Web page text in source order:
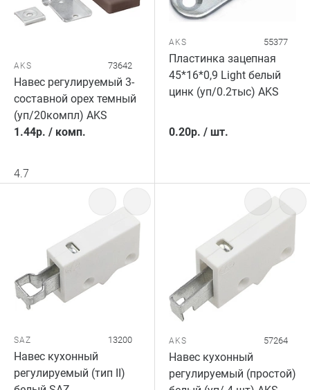
AKS 73642
Навес регулируемый 3-
составной орех темный
(уп/20компл) AKS
1.44р. / комп.
4.7
AKS 55377
Пластинка зацепная
45*16*0,9 Light белый
цинк (уп/0.2тыс) AKS
0.20р. / шт.
SAZ 13200
Навес кухонный
регулируемый (тип II)
AKS 57264
Навес кухонный
регулируемый (простой)